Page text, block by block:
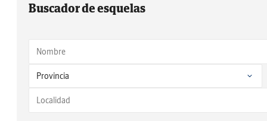
Buscador de esquelas